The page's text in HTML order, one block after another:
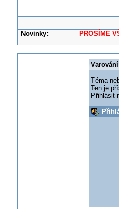
Novinky: PROSÍME
Téma
Ten je
Přihlásit